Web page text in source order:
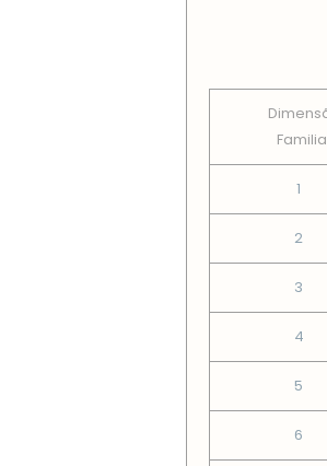
1
2
3
4
5
6